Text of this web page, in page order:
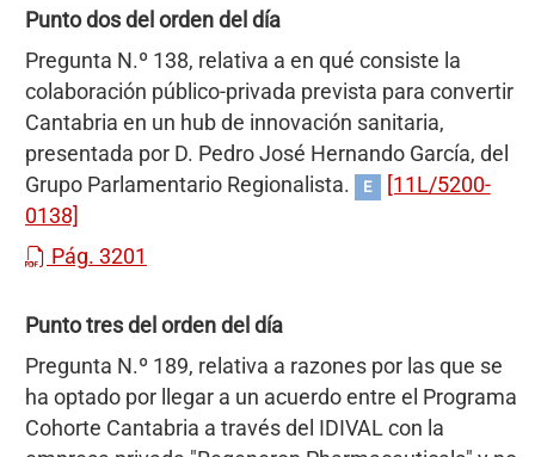
Punto dos del orden del día
Pregunta N.º 138, relativa a en qué consiste la
colaboración público-privada prevista para convertir
Cantabria en un hub de innovación sanitaria,
presentada por D. Pedro José Hernando García, del
Grupo Parlamentario Regionalista.
E
[11L/5200-
0138]
Pág. 3201
Punto tres del orden del día
Pregunta N.º 189, relativa a razones por las que se
ha optado por llegar a un acuerdo entre el Programa
Cohorte Cantabria a través del IDIVAL con la